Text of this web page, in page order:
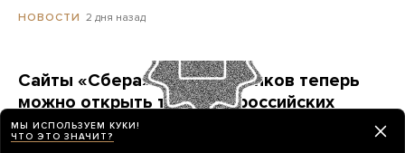
НОВОСТИ 2 дня назад
Сайты «Сбера» и других банков теперь
можно открыть только в российских
браузерах. Это опасно? И какой браузер
выбрать?
МЫ ИСПОЛЬЗУЕМ КУКИ!
ЧТО ЭТО ЗНАЧИТ?